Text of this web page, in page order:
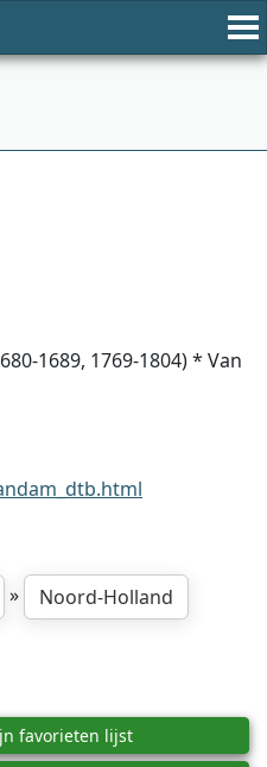
1689, 1769-1804) * Van
» Noord-Holland
favorieten lijst